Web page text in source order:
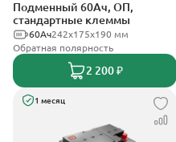
Подменный 60Ач, ОП,
стандартные клеммы
242х175х190 мм
60Ач
Обратная полярность
2 200 ₽
1 месяц